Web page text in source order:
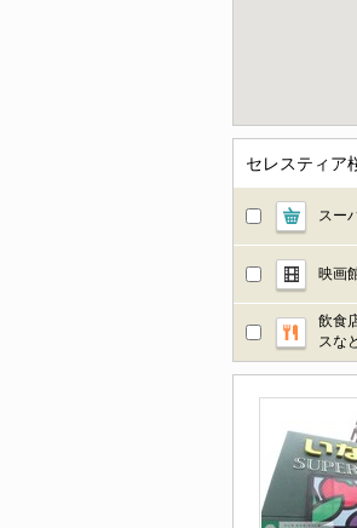
セレスティア
スー
映画
飲食
スな